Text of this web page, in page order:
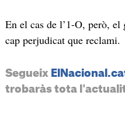
En el cas de l’1-O, però,
cap perjudicat que reclami.
Segueix
trobaràs tota